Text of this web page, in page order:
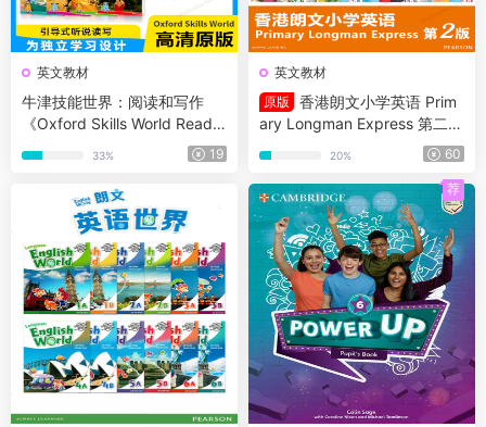
英文教材
牛津技能世界：阅读和写作
《Oxford Skills World Readin
g With Writing 》G1-G6全套
含教材、音频、测试、练习、
33% 19
英文教材
原版
香港朗文小学英语 Prim
ary Longman Express 第二版
1A-6B全套高清原版PDF+音频
20% 60
荐